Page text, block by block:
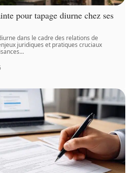
pour tapage diurne chez ses
dans le cadre des relations de
juridiques et pratiques cruciaux
…